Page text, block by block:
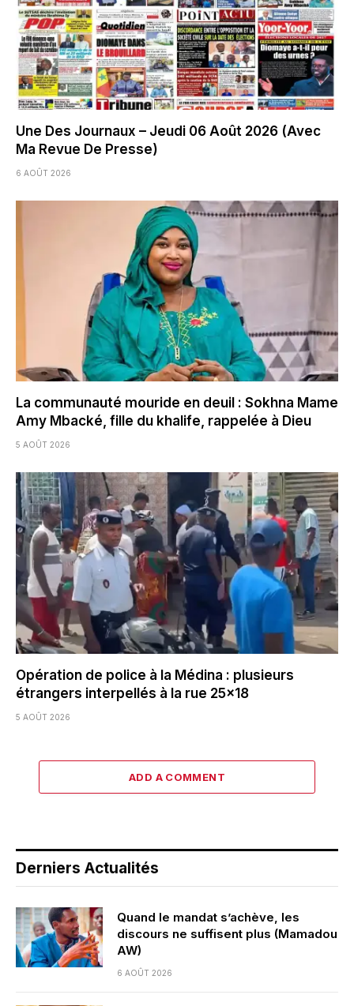
Une Des Journaux – Jeudi 06 Août 2026 (Avec
Ma Revue De Presse)
6 AOÛT 2026
La communauté mouride en deuil : Sokhna Mame
Amy Mbacké, fille du khalife, rappelée à Dieu
5 AOÛT 2026
Opération de police à la Médina : plusieurs
étrangers interpellés à la rue 25×18
5 AOÛT 2026
ADD A COMMENT
Derniers Actualités
Quand le mandat s’achève, les
discours ne suffisent plus (Mamadou
AW)
6 AOÛT 2026